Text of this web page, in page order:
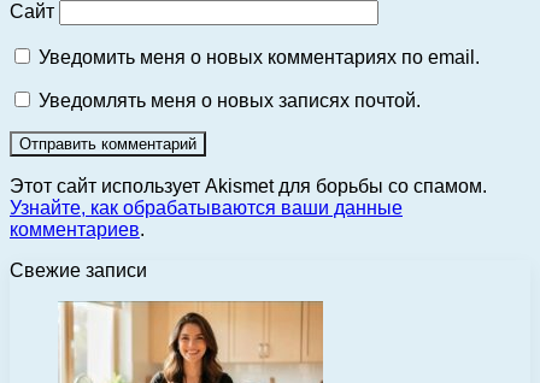
Сайт
Уведомить меня о новых комментариях по email.
Уведомлять меня о новых записях почтой.
Этот сайт использует Akismet для борьбы со спамом.
Узнайте, как обрабатываются ваши данные
комментариев.
Свежие записи